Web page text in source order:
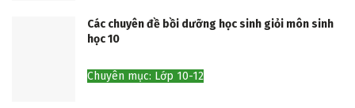
Các chuyên đề bồi dưỡng học sinh giỏi môn sinh
học 10
Chuyên mục: Lớp 10-12